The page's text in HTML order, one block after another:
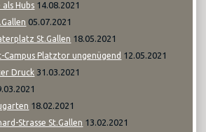
Hubs 14.08.2021
05.07.2021
St.Gallen 18.05.2021
Campus Platztor ungenügend 12.05.2021
Druck 31.03.2021
18.02.2021
Strasse St.Gallen 13.02.2021